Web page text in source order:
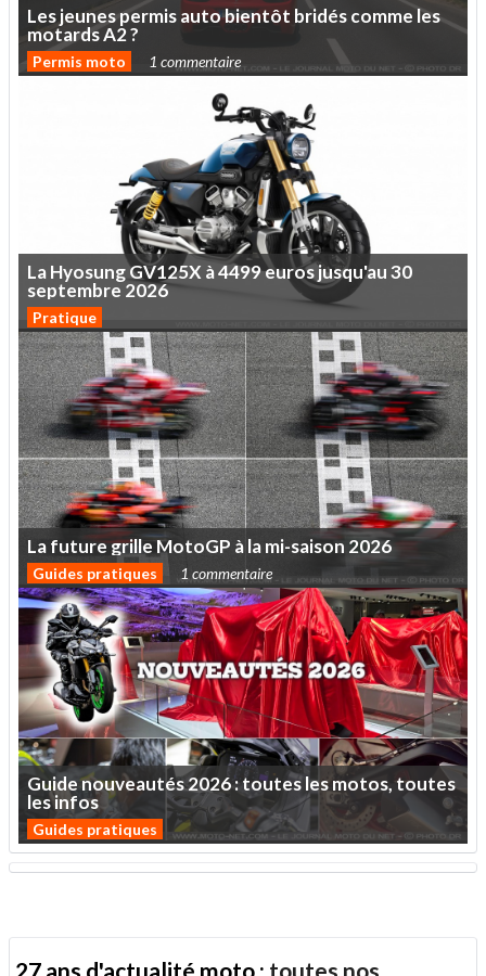
Lesjeunespermisautobientôt bridéscommeles
motardsA2?
Permis moto 1 commentaire
LaHyosungGV125X à4499eurosjusqu'au30
septembre 2026
Pratique
Lafuturegrille MotoGP àlami-saison 2026
Guides pratiques 1 commentaire
Guidenouveautés2026:touteslesmotos,toutes
lesinfos
Guides pratiques
27 ans d'actualité moto : toutes nos